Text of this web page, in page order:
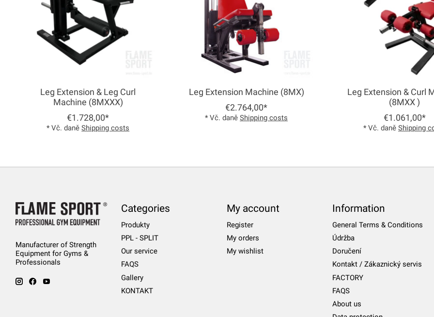
Leg Extension & Leg Curl
Machine (8MXXX)
€1.728,00*
* Vč. daněShipping costs
Leg Extension Machine (8MX)
€2.764,00*
* Vč. daněShipping costs
Leg Extension & Curl
(8MXX )
€1.061,00*
* Vč. daně Shipping
Manufacturer of Strength
Equipment for Gyms &
Professionals
Categories
Produkty
PPL - SPLIT
Our service
FAQS
Gallery
KONTAKT
My account
Register
My orders
My wishlist
Information
General Terms & Conditions
Údržba
Doručení
Kontakt / Zákaznický servis
FACTORY
FAQS
About us